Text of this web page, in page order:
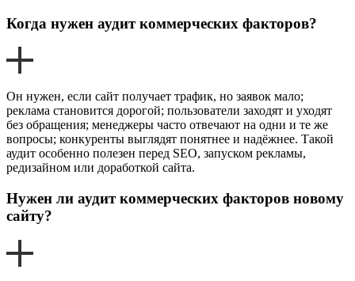
Когда нужен аудит коммерческих факторов?
Он нужен, если сайт получает трафик, но заявок мало;
реклама становится дорогой; пользователи заходят и уходят
без обращения; менеджеры часто отвечают на одни и те же
вопросы; конкуренты выглядят понятнее и надёжнее. Такой
аудит особенно полезен перед SEO, запуском рекламы,
редизайном или доработкой сайта.
Нужен ли аудит коммерческих факторов новому
сайту?